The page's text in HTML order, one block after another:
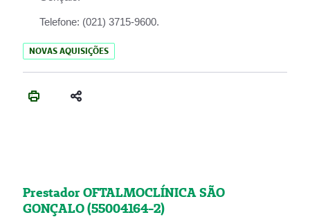
Telefone: (021) 3715-9600.
NOVAS AQUISIÇÕES
Prestador OFTALMOCLÍNICA SÃO
GONÇALO (55004164-2)